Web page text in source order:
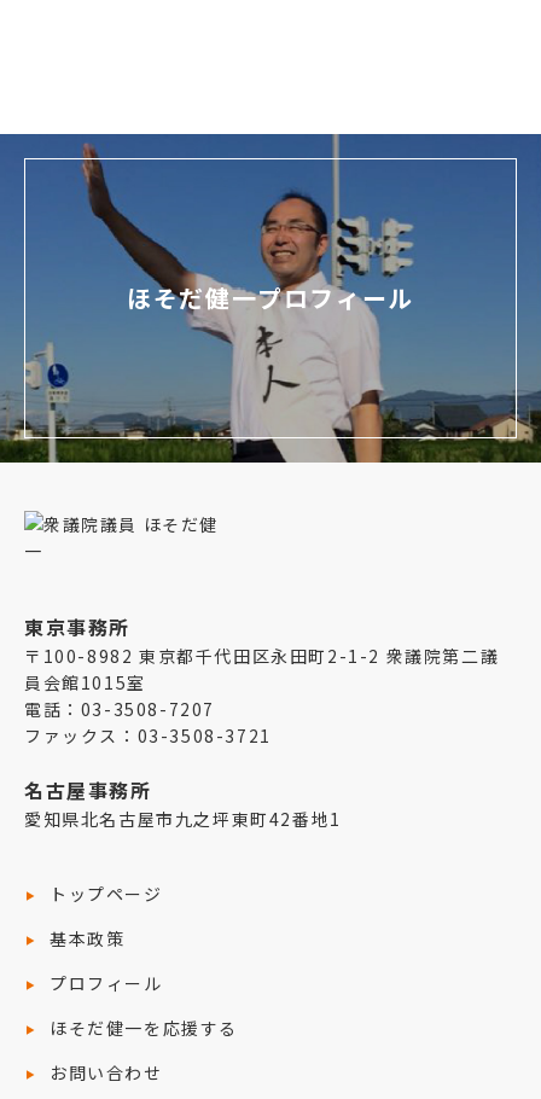
ほそだ健一プロフィール
東京事務所
〒100-8982 東京都千代田区永田町2-1-2 衆議院第二議
員会館1015室
電話：03-3508-7207
ファックス：03-3508-3721
名古屋事務所
愛知県北名古屋市九之坪東町42番地1
トップページ
基本政策
プロフィール
ほそだ健一を応援する
お問い合わせ